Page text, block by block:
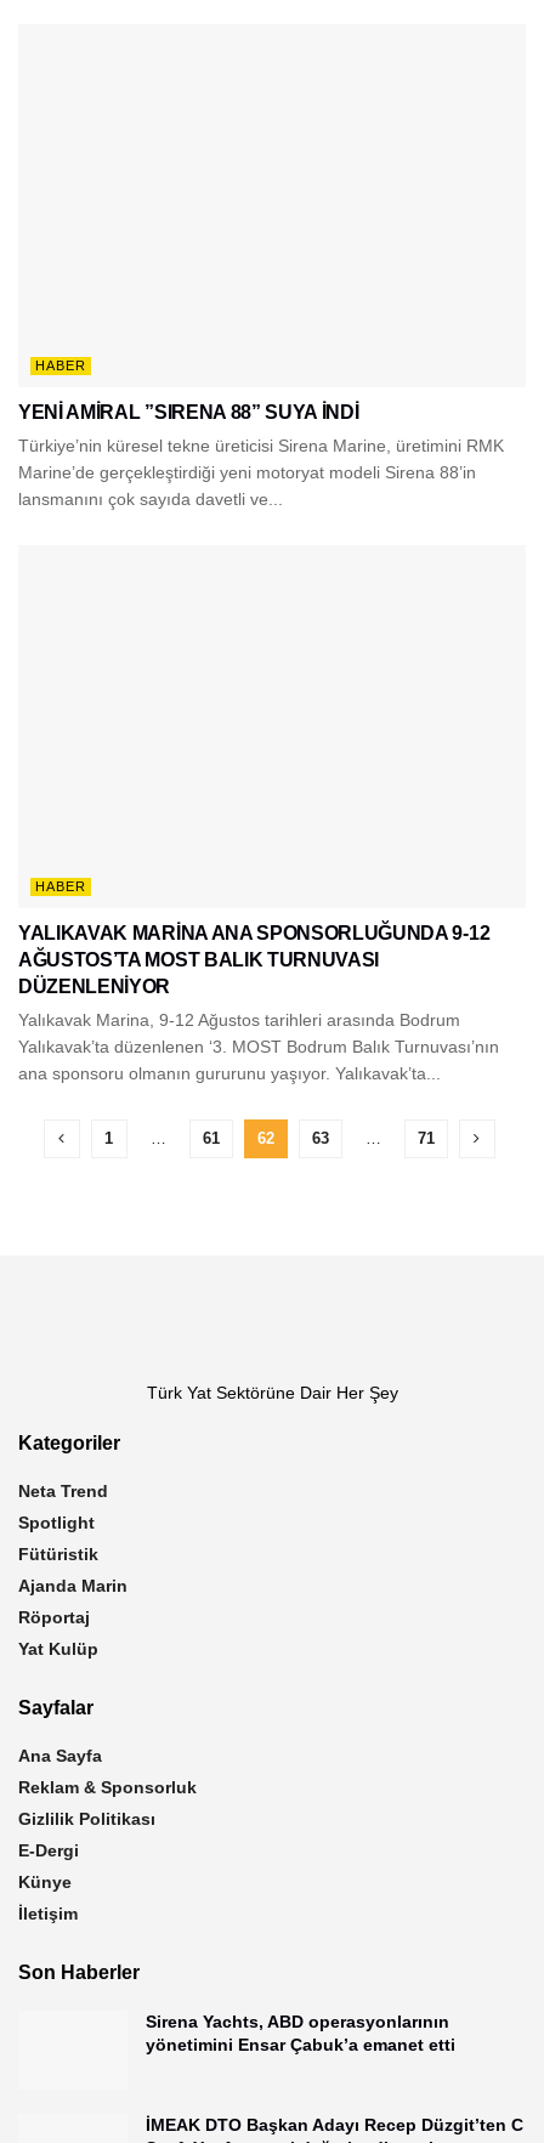
HABER
YENİ AMİRAL ”SIRENA 88” SUYA İNDİ
Türkiye’nin küresel tekne üreticisi Sirena Marine, üretimini RMK
Marine’de gerçekleştirdiği yeni motoryat modeli Sirena 88’in
lansmanını çok sayıda davetli ve...
HABER
YALIKAVAK MARİNA ANA SPONSORLUĞUNDA 9-12
AĞUSTOS’TA MOST BALIK TURNUVASI
DÜZENLENİYOR
Yalıkavak Marina, 9-12 Ağustos tarihleri arasında Bodrum
Yalıkavak’ta düzenlenen ‘3. MOST Bodrum Balık Turnuvası’nın
ana sponsoru olmanın gururunu yaşıyor. Yalıkavak’ta...
1 … 61 62 63 … 71
Türk Yat Sektörüne Dair Her Şey
Kategoriler
Neta Trend
Spotlight
Fütüristik
Ajanda Marin
Röportaj
Yat Kulüp
Sayfalar
Ana Sayfa
Reklam & Sponsorluk
Gizlilik Politikası
E-Dergi
Künye
İletişim
Son Haberler
Sirena Yachts, ABD operasyonlarının
yönetimini Ensar Çabuk’a emanet etti
İMEAK DTO Başkan Adayı Recep Düzgit’ten C